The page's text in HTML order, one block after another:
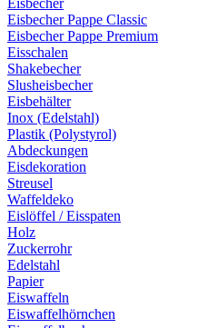
Eisbecher
Eisbecher Pappe Classic
Eisbecher Pappe Premium
Eisschalen
Shakebecher
Slusheisbecher
Eisbehälter
Inox (Edelstahl)
Plastik (Polystyrol)
Abdeckungen
Eisdekoration
Streusel
Waffeldeko
Eislöffel / Eisspaten
Holz
Zuckerrohr
Edelstahl
Papier
Eiswaffeln
Eiswaffelhörnchen